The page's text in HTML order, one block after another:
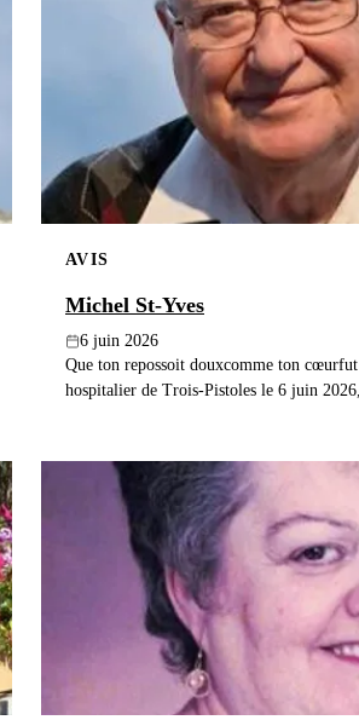
AVIS
Michel St-Yves
6 juin 2026
Que ton repossoit douxcomme ton
hospitalier de Trois-Pistoles le 6 juin